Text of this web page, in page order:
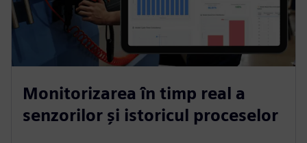
Monitorizarea în timp real a
senzorilor și istoricul proceselor